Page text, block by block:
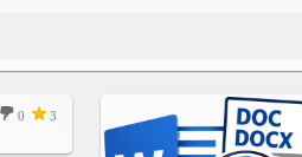
0 3